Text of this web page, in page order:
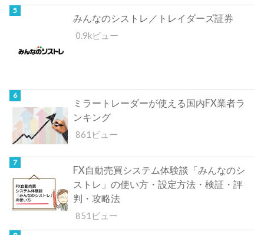
みんなのシストレ／トレイダーズ証券
0.9kビュー
ミラートレーダーが使える国内FX業者ラ
ンキング
861ビュー
FX自動売買システム体験談「みんなのシ
ストレ」の使い方・設定方法・検証・評
判・攻略法
851ビュー